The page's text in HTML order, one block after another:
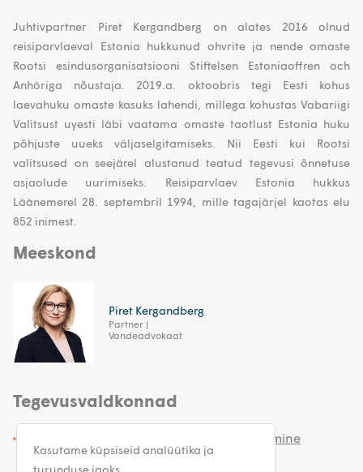
Juhtivpartner Piret Kergandberg on alates 2016 olnud
reisiparvlaeval Estonia hukkunud ohvrite ja nende omaste
Rootsi esindusorganisatsiooni Stiftelsen Estoniaoffren och
Anhöriga nõustaja. 2019.a. oktoobris tegi Eesti kohus
laevahuku omaste kasuks lahendi, millega kohustas Vabariigi
Valitsust uyesti läbi vaatama omaste taotlust Estonia huku
põhjuste uueks väljaselgitamiseks. Nii Eesti kui Rootsi
valitsused on seejärel alustanud teatud tegevusi õnnetuse
asjaolude uurimiseks. Reisiparvlaev Estonia hukkus
Läänemerel 28. septembril 1994, mille tagajärjel kaotas elu
852 inimest.
Meeskond
Piret Kergandberg
Partner |
Vandeadvokaat
Tegevusvaldkonnad
Vahekohtumenetlus ja vaidluste lahendamine
Kasutame küpsiseid analüütika ja
turunduse jaoks.